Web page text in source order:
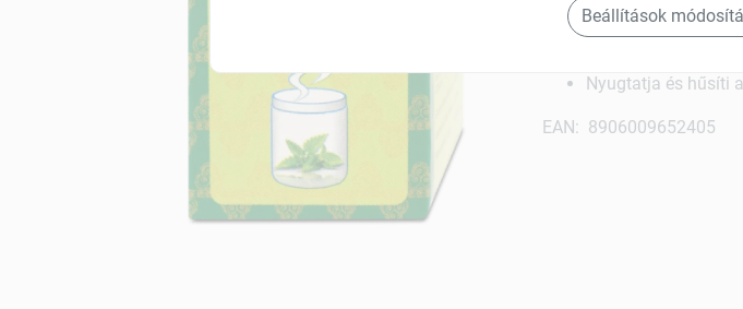
Légúti problémákra
Nyugtatja és hűsíti
EAN: 8906009652405
Beállítások